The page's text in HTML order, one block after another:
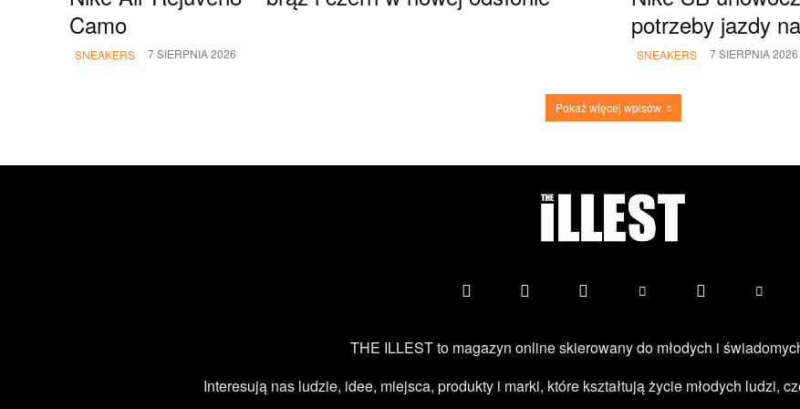
Camo
SNEAKERS 7 SIERPNIA 2026
potrzeby jazdy
SNEAKERS 7 SIERPNIA 2026
Pokaż więcej wpisów
THE ILLEST to magazyn online skierowany do młodych i
Interesują nas ludzie, idee, miejsca, produkty i marki, które kształtują życie młodych ludzi,